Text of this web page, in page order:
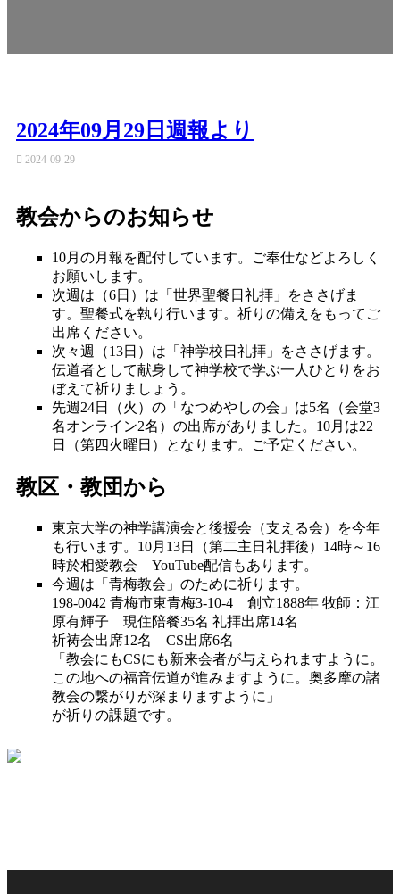
2024年09月29日週報より
2024-09-29
教会からのお知らせ
10月の月報を配付しています。ご奉仕などよろしく
お願いします。
次週は（6日）は「世界聖餐日礼拝」をささげま
す。聖餐式を執り行います。祈りの備えをもってご
出席ください。
次々週（13日）は「神学校日礼拝」をささげます。
伝道者として献身して神学校で学ぶ一人ひとりをお
ぼえて祈りましょう。
先週24日（火）の「なつめやしの会」は5名（会堂3
名オンライン2名）の出席がありました。10月は22
日（第四火曜日）となります。ご予定ください。
教区・教団から
東京大学の神学講演会と後援会（支える会）を今年
も行います。10月13日（第二主日礼拝後）14時～16
時於相愛教会 YouTube配信もあります。
今週は「青梅教会」のために祈ります。
198-0042 青梅市東青梅3-10-4 創立1888年 牧師：江
原有輝子 現住陪餐35名 礼拝出席14名
祈祷会出席12名 CS出席6名
「教会にもCSにも新来会者が与えられますように。
この地への福音伝道が進みますように。奥多摩の諸
教会の繋がりが深まりますように」
が祈りの課題です。